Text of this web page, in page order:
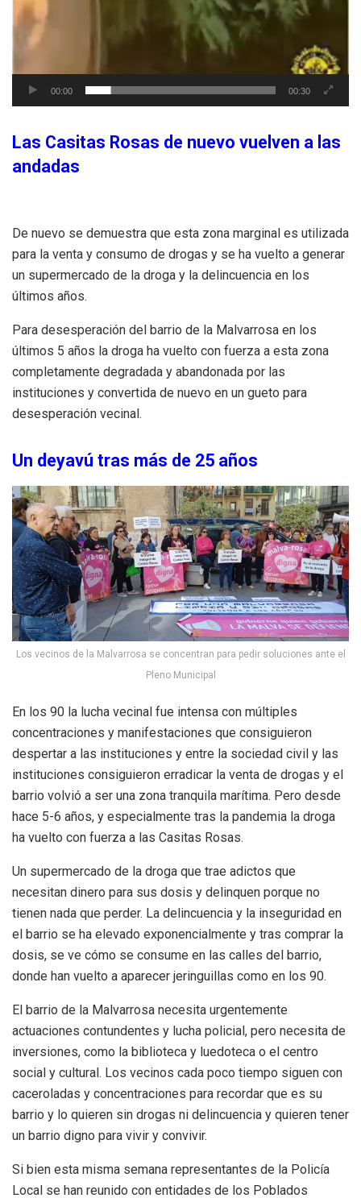
00:00 00:30
Las Casitas Rosas de nuevo vuelven a las
andadas
De nuevo se demuestra que esta zona marginal es utilizada
para la venta y consumo de drogas y se ha vuelto a generar
un supermercado de la droga y la delincuencia en los
últimos años.
Para desesperación del barrio de la Malvarrosa en los
últimos 5 años la droga ha vuelto con fuerza a esta zona
completamente degradada y abandonada por las
instituciones y convertida de nuevo en un gueto para
desesperación vecinal.
Un deyavú tras más de 25 años
Los vecinos de la Malvarrosa se concentran para pedir soluciones ante el
Pleno Municipal
En los 90 la lucha vecinal fue intensa con múltiples
concentraciones y manifestaciones que consiguieron
despertar a las instituciones y entre la sociedad civil y las
instituciones consiguieron erradicar la venta de drogas y el
barrio volvió a ser una zona tranquila marítima. Pero desde
hace 5-6 años, y especialmente tras la pandemia la droga
ha vuelto con fuerza a las Casitas Rosas.
Un supermercado de la droga que trae adictos que
necesitan dinero para sus dosis y delinquen porque no
tienen nada que perder. La delincuencia y la inseguridad en
el barrio se ha elevado exponencialmente y tras comprar la
dosis, se ve cómo se consume en las calles del barrio,
donde han vuelto a aparecer jeringuillas como en los 90.
El barrio de la Malvarrosa necesita urgentemente
actuaciones contundentes y lucha policial, pero necesita de
inversiones, como la biblioteca y luedoteca o el centro
social y cultural. Los vecinos cada poco tiempo siguen con
caceroladas y concentraciones para recordar que es su
barrio y lo quieren sin drogas ni delincuencia y quieren tener
un barrio digno para vivir y convivir.
Si bien esta misma semana representantes de la Policía
Local se han reunido con entidades de los Poblados